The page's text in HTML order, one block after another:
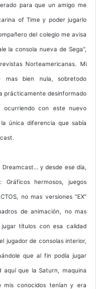
para que un amigo me
of Time y poder jugarlo
del colegio me avisa
la consola nueva de Sega",
Norteamericanas. Mi
mas bien nula, sobretodo
prácticamente desinformado
con este nuevo
única diferencia que sabía
y desde ese día,
hermosos, juegos
no mas versiones "EX"
de animación, no mas
títulos con esa calidad
jugador de consolas interior,
que al fin podía jugar
que la Saturn, maquina
mis conocidos tenían y era